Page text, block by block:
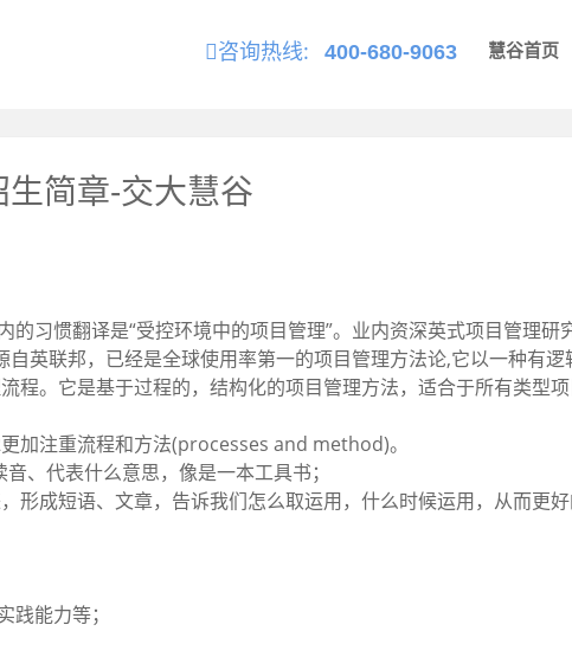
咨询热线: 400-680-9063 慧谷首页
简章-交大慧谷
习惯翻译是“受控环境中的项目管理”。业内资深英式项目管理研
自英联邦，已经是全球使用率第一的项目管理方法论,它以一种有
程。它是基于过程的，结构化的项目管理方法，适合于所有类型
加注重流程和方法(processes and method)。
、代表什么意思，像是一本工具书；
形成短语、文章，告诉我们怎么取运用，什么时候运用，从而更
能力等；